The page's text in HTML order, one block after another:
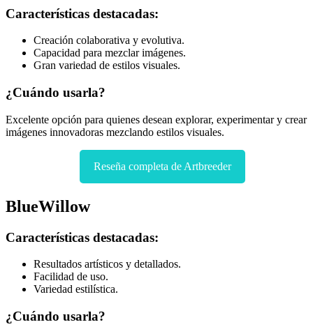
Características destacadas:
Creación colaborativa y evolutiva.
Capacidad para mezclar imágenes.
Gran variedad de estilos visuales.
¿Cuándo usarla?
Excelente opción para quienes desean explorar, experimentar y crear
imágenes innovadoras mezclando estilos visuales.
Reseña completa de Artbreeder
BlueWillow
Características destacadas:
Resultados artísticos y detallados.
Facilidad de uso.
Variedad estilística.
¿Cuándo usarla?